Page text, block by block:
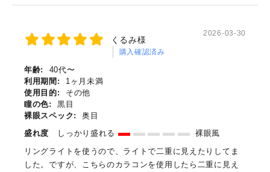
くるみ様
購入確認済み
2026-03-30
年齢:
40代〜
利用期間:
1ヶ月未満
使用目的:
その他
瞳の色:
黒目
裸眼スペック:
奥目
盛れ度
しっかり盛れる
裸眼風
リングライトを使うので、ライトで二重に見えたりしてま
した。ですが、こちらのカラコンを使用したら二重に見え